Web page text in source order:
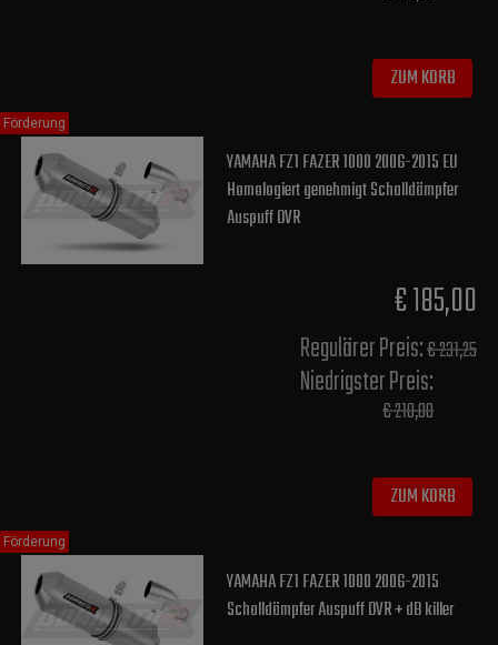
ZUM KORB
YAMAHA FZ1 FAZER 1000 2006-2015 EU
Homologiert genehmigt Schalldämpfer
Auspuff OVR
€ 185,00
Regulärer Preis:€ 231,25
Niedrigster Preis:
€ 210,00
ZUM KORB
Förderung
YAMAHA FZ1 FAZER 1000 2006-2015
Schalldämpfer Auspuff OVR + dB killer
Förderung